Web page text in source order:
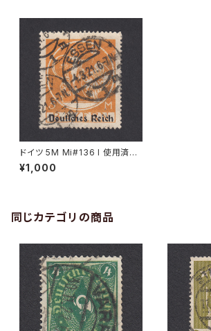
ドイツ 5M Mi#136 I 使用済み
切手｜ESSEN 4.3.1921
¥1,000
同じカテゴリの商品